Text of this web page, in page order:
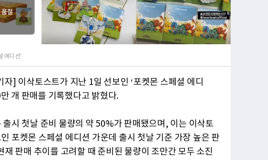
에디션’
자] 이삭토스트가 지난 1일 선보인 ‘포켓몬 스페셜 에디
개 판매를 기록했다고 밝혔다.
출시 첫날 준비 물량의 약 50%가 판매됐으며, 이는 이삭토
포켓몬 스페셜 에디션 가운데 출시 첫날 기준 가장 높은 판
재 판매 추이를 고려할 때 준비된 물량이 조만간 모두 소진